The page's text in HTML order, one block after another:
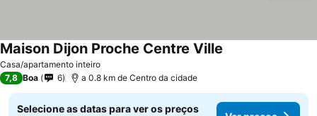
Casa/apartamento inteiro
Maison Dijon Proche Centre Ville
7,8 Boa 6 a 0.8 km de Centro da cidade
Selecione as datas para ver os preços